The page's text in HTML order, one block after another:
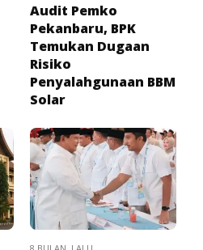
Audit Pemko
Pekanbaru, BPK
Temukan Dugaan
Risiko
Penyalahgunaan BBM
Solar
8 BULAN LALU